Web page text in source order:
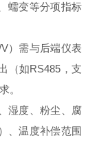
蠕变等分项指标
）需与后端仪表
（如RS485，支
。
湿度、粉尘、腐
、温度补偿范围